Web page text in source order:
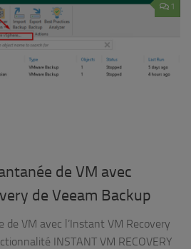
1
de VM avec
de Veeam Backup
VM avec l’Instant VM Recovery
INSTANT VM RECOVERY